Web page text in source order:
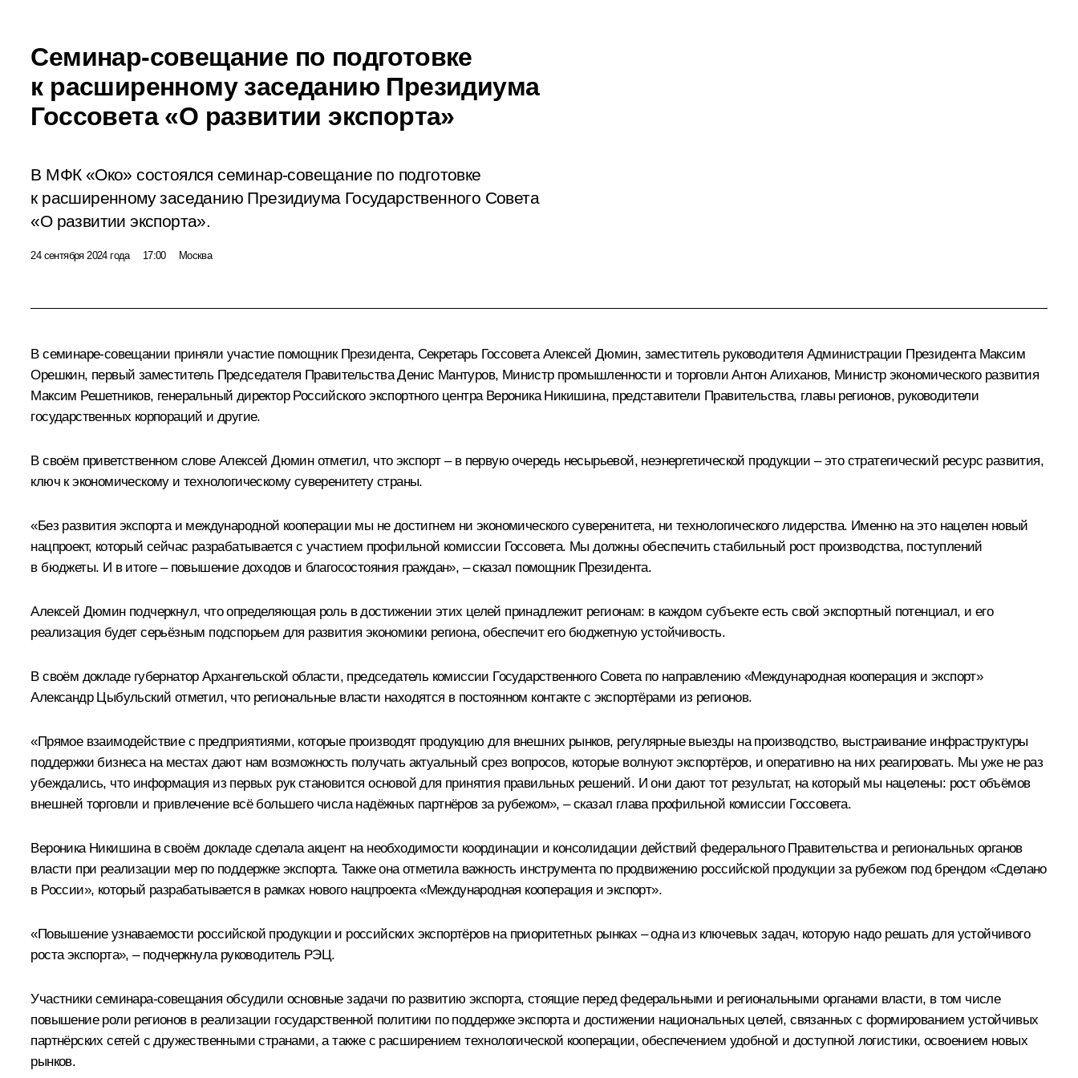
Семинар-совещание по подготовке
к расширенному заседанию Президиума
Госсовета «О развитии экспорта»
В МФК «Око» состоялся семинар-совещание по подготовке
к расширенному заседанию Президиума Государственного Совета
«О развитии экспорта».
24 сентября 2024 года 17:00 Москва
В семинаре-совещании приняли участие помощник Президента, Секретарь Госсовета Алексей Дюмин, заместитель руководителя Администрации Президента Максим
Орешкин, первый заместитель Председателя ПравительстваДенис Мантуров, Министр промышленности и торговлиАнтон Алиханов, Министр экономического развития
Максим Решетников, генеральный директор Российского экспортного центра Вероника Никишина, представители Правительства, главы регионов, руководители
государственных корпораций и другие.
В своём приветственном слове Алексей Дюмин отметил, что экспорт – в первую очередь несырьевой, неэнергетической продукции – это стратегический ресурс развития,
ключ к экономическому и технологическому суверенитету страны.
«Без развития экспорта и международной кооперации мы не достигнем ни экономического суверенитета, ни технологического лидерства. Именно на это нацелен новый
нацпроект, который сейчас разрабатывается с участием профильной комиссии Госсовета. Мы должны обеспечить стабильный рост производства, поступлений
в бюджеты. И в итоге – повышение доходов и благосостояния граждан», – сказал помощник Президента.
Алексей Дюмин подчеркнул, что определяющая роль в достижении этих целей принадлежит регионам: в каждом субъекте есть свой экспортный потенциал, и его
реализация будет серьёзным подспорьем для развития экономики региона, обеспечит его бюджетную устойчивость.
В своём докладе губернатор Архангельской области, председатель комиссии Государственного Совета по направлению «Международная кооперация и экспорт»
Александр Цыбульский отметил, что региональные власти находятся в постоянном контакте с экспортёрами из регионов.
«Прямое взаимодействие с предприятиями, которые производят продукцию для внешних рынков, регулярные выезды на производство, выстраивание инфраструктуры
поддержки бизнеса на местах дают нам возможность получать актуальный срез вопросов, которые волнуют экспортёров, и оперативно на них реагировать. Мы уже не раз
убеждались, что информация из первых рук становится основой для принятия правильных решений. И они дают тот результат, на который мы нацелены: рост объёмов
внешней торговли и привлечение всё большего числа надёжных партнёров за рубежом», – сказал глава профильной комиссии Госсовета.
Вероника Никишина в своём докладе сделала акцент на необходимости координации и консолидации действий федерального Правительства и региональных органов
власти при реализации мер по поддержке экспорта. Также она отметила важность инструмента по продвижению российской продукции за рубежом под брендом «Сделано
в России», который разрабатывается в рамках нового нацпроекта «Международная кооперация и экспорт».
«Повышение узнаваемости российской продукции и российских экспортёров на приоритетных рынках – одна из ключевых задач, которую надо решать для устойчивого
роста экспорта», – подчеркнула руководитель РЭЦ.
Участники семинара-совещания обсудили основные задачи по развитию экспорта, стоящие перед федеральными и региональными органами власти, в том числе
повышение роли регионов в реализации государственной политики по поддержке экспорта и достижении национальных целей, связанных с формированием устойчивых
партнёрских сетей с дружественными странами, а также с расширением технологической кооперации, обеспечением удобной и доступной логистики, освоением новых
рынков.